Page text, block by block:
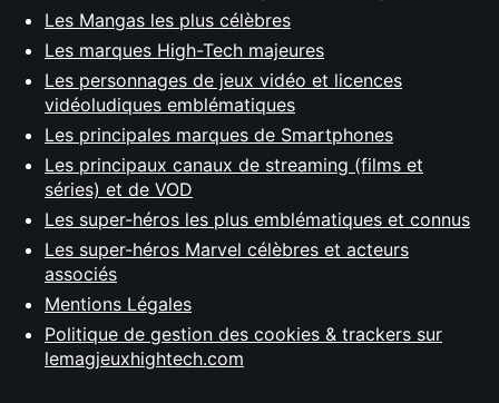
Les Mangas les plus célèbres
Les marques High-Tech majeures
Les personnages de jeux vidéo et licences
vidéoludiques emblématiques
Les principales marques de Smartphones
Les principaux canaux de streaming (films et
séries) et de VOD
Les super-héros les plus emblématiques et connus
Les super-héros Marvel célèbres et acteurs
associés
Mentions Légales
Politique de gestion des cookies & trackers sur
lemagjeuxhightech.com